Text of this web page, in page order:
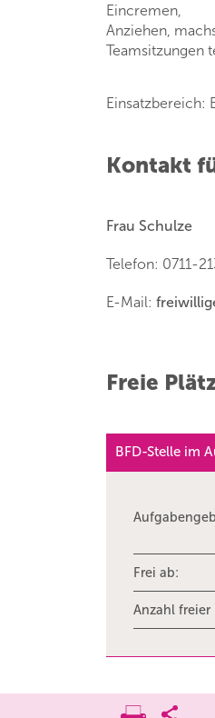
Eincremen,
Anziehen,
Teamsitzungen
Einsatzbereich:
Kontakt
Frau Schulze
Telefon: 0711-
E-Mail:
Freie
BFD-Stelle im
Frei ab:
Anzahl freier